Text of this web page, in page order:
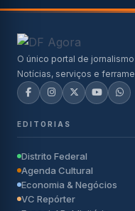
O único portal de
Notícias, serviços e
EDITORIAS
Distrito Federal
Agenda Cultural
Economia & Negócios
VC Repórter